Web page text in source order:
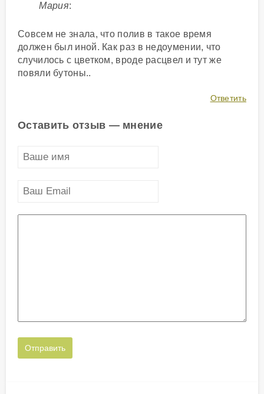
Мария:
Совсем не знала, что полив в такое время
должен был иной. Как раз в недоумении, что
случилось с цветком, вроде расцвел и тут же
повяли бутоны..
Ответить
Оставить отзыв — мнение